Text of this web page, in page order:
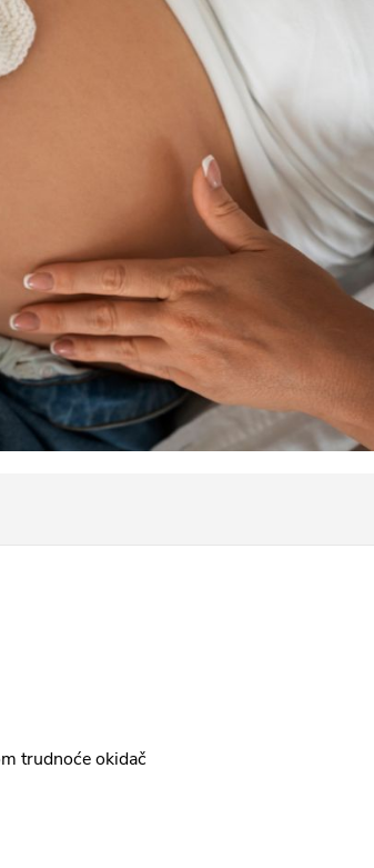
trudnoće okidač